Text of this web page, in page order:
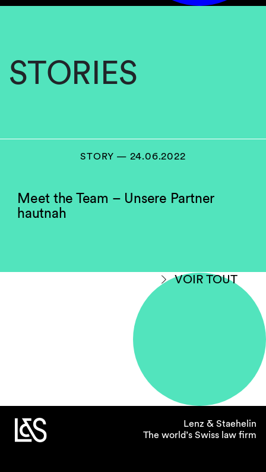
STORIES
STORY — 24.06.2022
Meet the Team – Unsere Partner
hautnah
VOIR TOUT
Lenz & Staehelin
The world’s Swiss law firm